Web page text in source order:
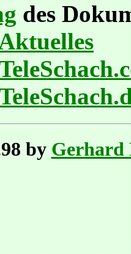
des
byGerhard